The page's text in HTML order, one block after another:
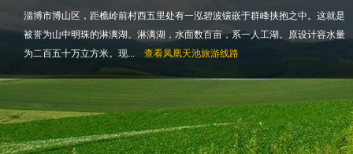
淄博市博山区，距樵岭前村西五里处有一泓碧波镶嵌于群峰挟抱之中。这就是
被誉为山中明珠的淋漓湖。淋漓湖，水面数百亩，系一人工湖。原设计容水量
为二百五十万立方米。现...
查看凤凰天池旅游线路